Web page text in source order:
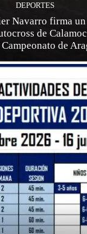
DEPORTES
Navarro firma un
de
de